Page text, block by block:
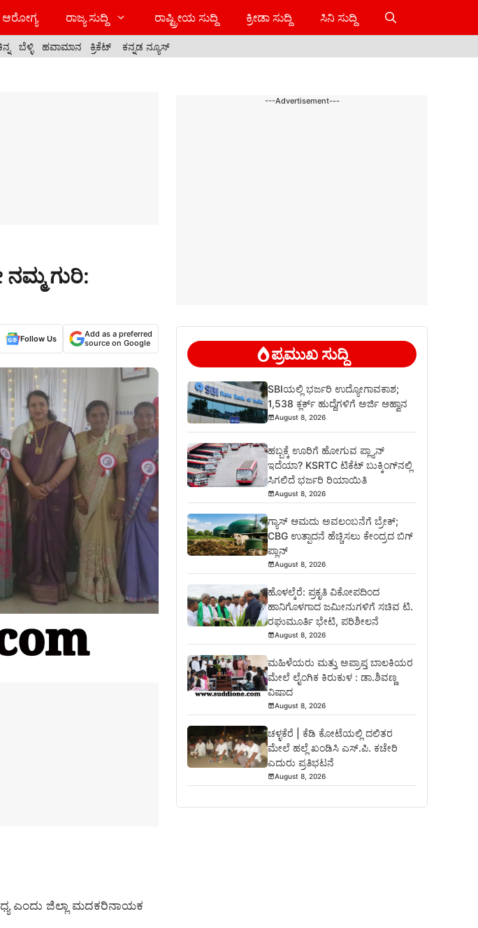
ಆರೋಗ್ಯ ರಾಜ್ಯ ಸುದ್ದಿ ರಾಷ್ಟ್ರೀಯ ಸುದ್ದಿ ಕ್ರೀಡಾ ಸುದ್ದಿ ಸಿನಿ ಸುದ್ದಿ
ಬೆಳ್ಳಿ ಹವಾಮಾನ ಕ್ರಿಕೆಟ್ ಕನ್ನಡ ನ್ಯೂಸ್
ಗುರಿ:
Follow Us
Add as a preferred
source on Google
ಎಂದು ಜಿಲ್ಲಾ ಮದಕರಿನಾಯಕ
---Advertisement---
ಪ್ರಮುಖ ಸುದ್ದಿ
SBIಯಲ್ಲಿ ಭರ್ಜರಿ ಉದ್ಯೋಗಾವಕಾಶ;
1,538 ಕ್ಲರ್ಕ್ ಹುದ್ದೆಗಳಿಗೆ ಅರ್ಜಿ ಆಹ್ವಾನ
August 8, 2026
ಹಬ್ಬಕ್ಕೆ ಊರಿಗೆ ಹೋಗುವ ಪ್ಲ್ಯಾನ್
ಇದೆಯಾ? KSRTC ಟಿಕೆಟ್ ಬುಕ್ಕಿಂಗ್‌ನಲ್ಲಿ
ಸಿಗಲಿದೆ ಭರ್ಜರಿ ರಿಯಾಯಿತಿ
August 8, 2026
ಗ್ಯಾಸ್ ಆಮದು ಅವಲಂಬನೆಗೆ ಬ್ರೇಕ್;
CBG ಉತ್ಪಾದನೆ ಹೆಚ್ಚಿಸಲು ಕೇಂದ್ರದ ಬಿಗ್
ಪ್ಲಾನ್
August 8, 2026
ಹೊಳಲ್ಕೆರೆ: ಪ್ರಕೃತಿ ವಿಕೋಪದಿಂದ
ಹಾನಿಗೊಳಗಾದ ಜಮೀನುಗಳಿಗೆ ಸಚಿವ ಟಿ.
ರಘುಮೂರ್ತಿ ಭೇಟಿ, ಪರಿಶೀಲನೆ
August 8, 2026
ಮಹಿಳೆಯರು ಮತ್ತು ಅಪ್ರಾಪ್ತ ಬಾಲಕಿಯರ
ಮೇಲೆ ಲೈಂಗಿಕ ಕಿರುಕುಳ : ಡಾ.ಶಿವಣ್ಣ
ವಿಷಾದ
August 8, 2026
ಚಳ್ಳಕೆರೆ | ಕೆಡಿ ಕೋಟೆಯಲ್ಲಿ ದಲಿತರ
ಮೇಲೆ ಹಲ್ಲೆ ಖಂಡಿಸಿ ಎಸ್.ಪಿ. ಕಚೇರಿ
ಎದುರು ಪ್ರತಿಭಟನೆ
August 8, 2026